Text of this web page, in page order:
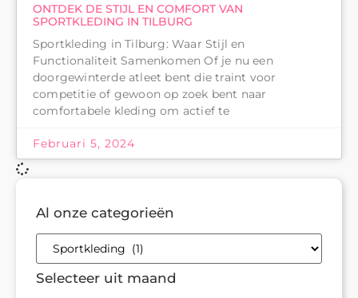
ONTDEK DE STIJL EN COMFORT VAN
SPORTKLEDING IN TILBURG
Sportkleding in Tilburg: Waar Stijl en
Functionaliteit Samenkomen Of je nu een
doorgewinterde atleet bent die traint voor
competitie of gewoon op zoek bent naar
comfortabele kleding om actief te
Februari 5, 2024
Al onze categorieën
Selecteer uit maand